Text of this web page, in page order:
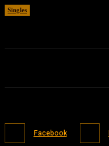
Singles
Facebook